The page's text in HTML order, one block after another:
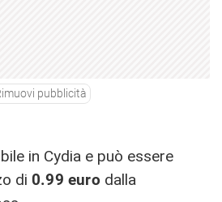
pubblicità
in Cydia e può essere
di 0.99 euro dalla